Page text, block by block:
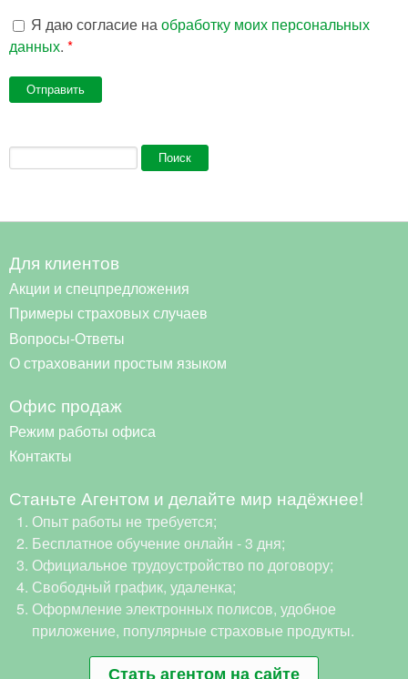
Я даю согласие наобработку моих персональных
данных. *
Форма поиска
Поиск
Для клиентов
Акции и спецпредложения
Примеры страховых случаев
Вопросы-Ответы
О страховании простым языком
Офис продаж
Режим работы офиса
Контакты
Станьте Агентом и делайте мир надёжнее!
Опыт работы не требуется;
Бесплатное обучение онлайн - 3 дня;
Официальное трудоустройство по договору;
Свободный график, удаленка;
Оформление электронных полисов, удобное
приложение, популярные страховые продукты.
Стать агентом на сайте